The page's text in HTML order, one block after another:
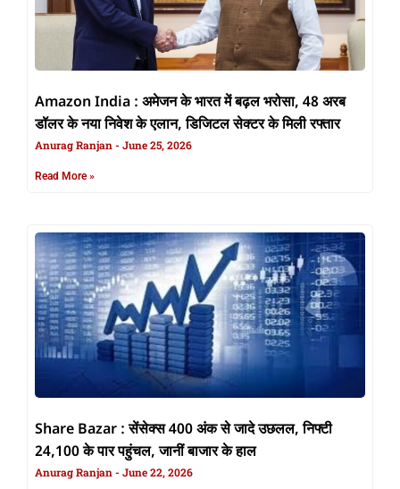
Amazon India : अमेजन के भारत में बढ़ल भरोसा, 48 अरब
डॉलर के नया निवेश के एलान, डिजिटल सेक्टर के मिली रफ्तार
Anurag Ranjan June 25, 2026
Read More »
Share Bazar : सेंसेक्स 400 अंक से जादे उछलल, निफ्टी
24,100 के पार पहुंचल, जानीं बाजार के हाल
Anurag Ranjan June 22, 2026